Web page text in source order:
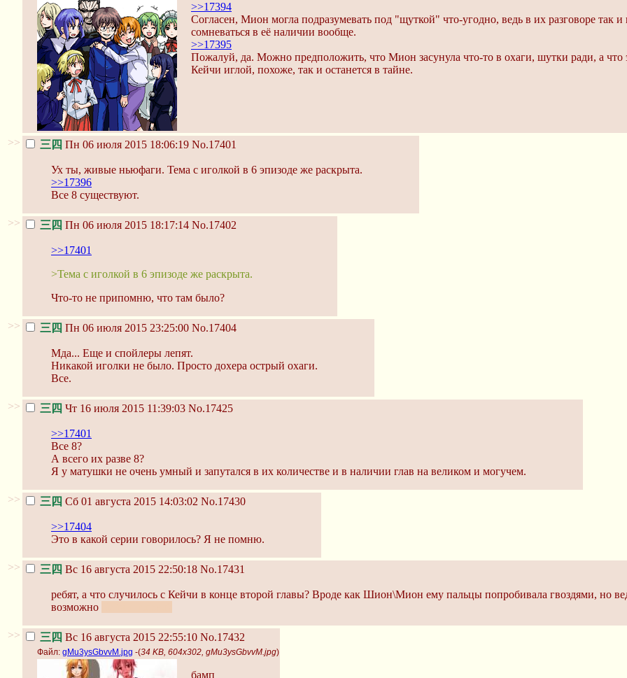
>>17394
Согласен, Мион могла подразумевать под "щуткой" что-угодно, ведь в их разговоре так и
сомневаться в её наличии вообще.
>>17395
Пожалуй, да. Можно предположить, что Мион засунула что-то в охаги, шутки ради, а что
Кейчи иглой, похоже, так и останется в тайне.
>> 三四 Пн 06 июля 2015 18:06:19 No.17401
Ух ты, живые ньюфаги. Тема с иголкой в 6 эпизоде же раскрыта.
>>17396
Все 8 существуют.
>> 三四 Пн 06 июля 2015 18:17:14 No.17402
>>17401
>Тема с иголкой в 6 эпизоде же раскрыта.
Что-то не припомню, что там было?
>> 三四 Пн 06 июля 2015 23:25:00 No.17404
Мда... Еще и спойлеры лепят.
Никакой иголки не было. Просто дохера острый охаги.
Все.
>> 三四 Чт 16 июля 2015 11:39:03 No.17425
>>17401
Все 8?
А всего их разве 8?
Я у матушки не очень умный и запутался в их количестве и в наличии глав на великом и могучем.
>> 三四 Сб 01 августа 2015 14:03:02 No.17430
>>17404
Это в какой серии говорилось? Я не помню.
>> 三四 Вс 16 августа 2015 22:50:18 No.17431
ребят, а что случилось с Кейчи в конце второй главы? Вроде как Шион\Мион ему пальцы попробивала гвоздями, но
возможно
>> 三四 Вс 16 августа 2015 22:55:10 No.17432
Файл: gMu3ysGbvvM.jpg -(34 KB, 604x302, gMu3ysGbvvM.jpg)
бамп